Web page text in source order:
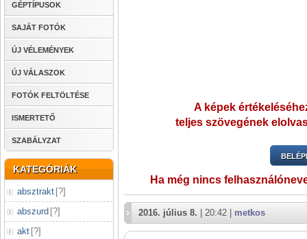
GÉPTÍPUSOK
SAJÁT FOTÓK
ÚJ VÉLEMÉNYEK
ÚJ VÁLASZOK
FOTÓK FELTÖLTÉSE
ISMERTETŐ
SZABÁLYZAT
KATEGÓRIÁK
absztrakt [?]
abszurd [?]
akt [?]
A képek
teljes szövegének
Ha még nincs
2016. július 8. | 20:42 | metkos